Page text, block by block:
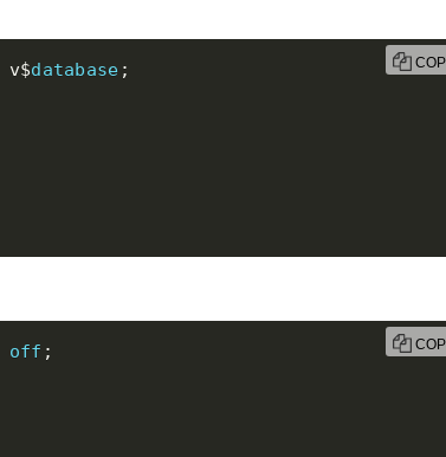
v$database ;
off ;